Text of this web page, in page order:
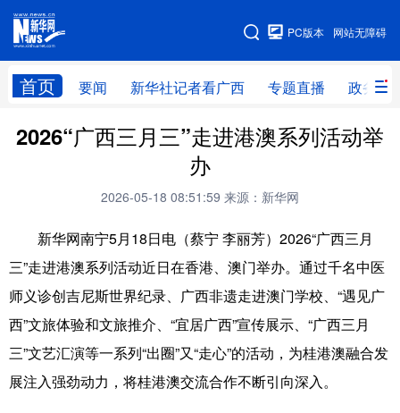
网站无障碍
PC版本
首页 要闻 新华社记者看广西 专题直播 政务信
网站地图
广西频道
新华网导航
学习进行时 高层 时政 人事
国际 财经 网评 港澳
台湾 思客智库 全球连线
2026“广西三月三”走进港澳系列活动举
办
2026-05-18 08:51:59 来源：新华网
新华网南宁5月18日电（蔡宁 李丽芳）2026“广西三月
三”走进港澳系列活动近日在香港、澳门举办。通过千名中医
师义诊创吉尼斯世界纪录、广西非遗走进澳门学校、“遇见广
西”文旅体验和文旅推介、“宜居广西”宣传展示、“广西三月
三”文艺汇演等一系列“出圈”又“走心”的活动，为桂港澳融合发
展注入强劲动力，将桂港澳交流合作不断引向深入。